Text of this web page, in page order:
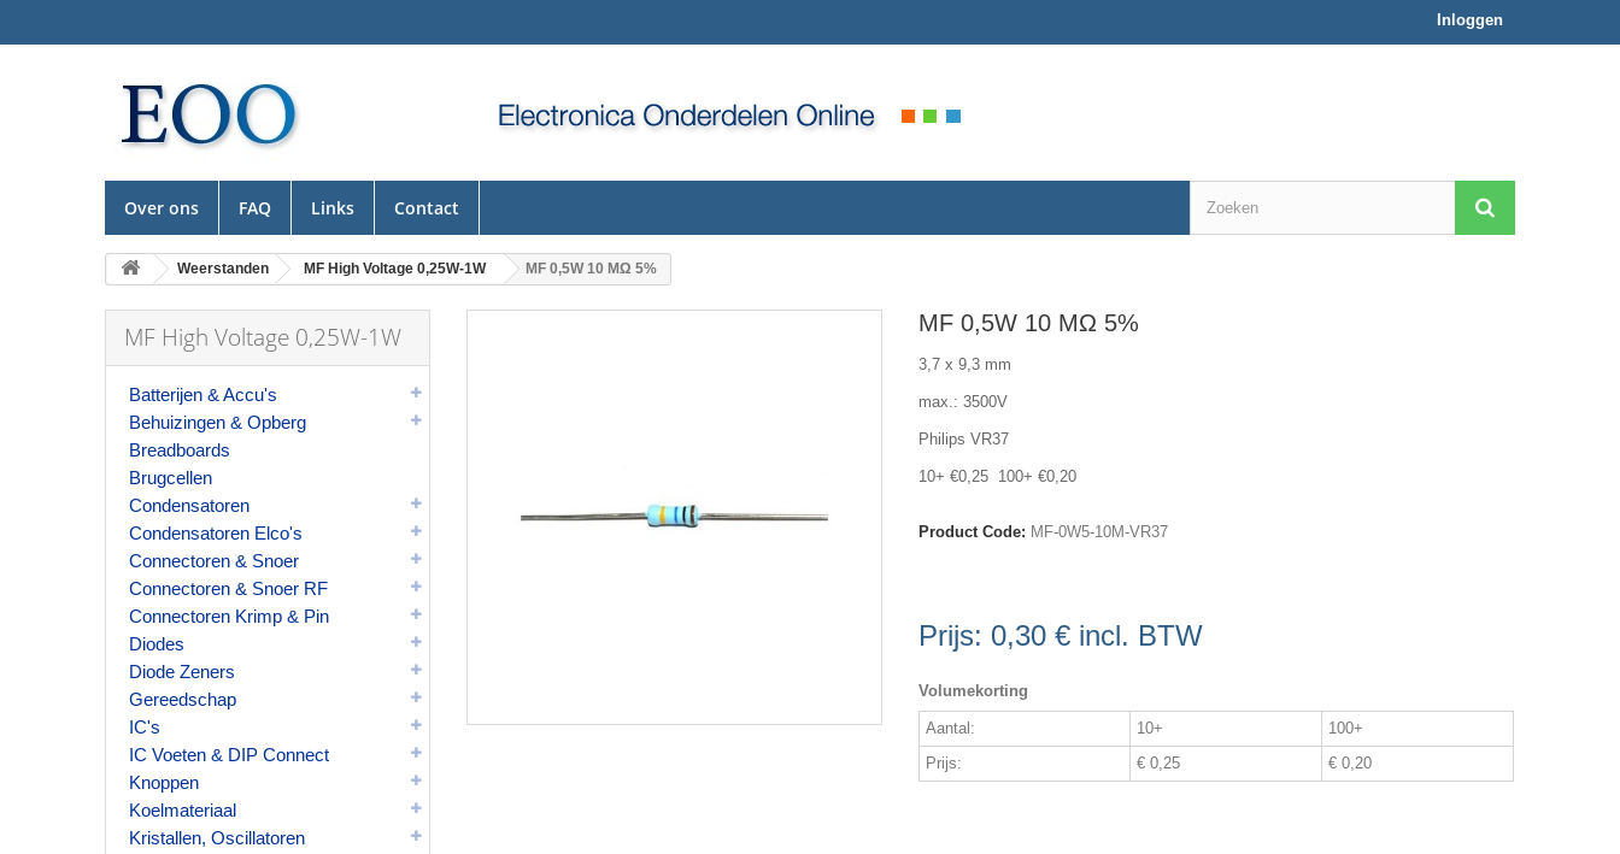
Inloggen
Over ons FAQ Links Contact
Weerstanden MF High Voltage 0,25W-1W MF 0,5W 10 MΩ 5%
MF High Voltage 0,25W-1W
Batterijen & Accu's
Behuizingen & Opberg
Breadboards
Brugcellen
Condensatoren
Condensatoren Elco's
Connectoren & Snoer
Connectoren & Snoer RF
Connectoren Krimp & Pin
Diodes
Diode Zeners
Gereedschap
IC's
IC Voeten & DIP Connect
Knoppen
Koelmateriaal
Kristallen, Oscillatoren
MF 0,5W 10 MΩ 5%
3,7 x 9,3 mm
max.: 3500V
Philips VR37
10+ €0,25 100+ €0,20
Product Code: MF-0W5-10M-VR37
Prijs: 0,30 € incl. BTW
Volumekorting
Aantal: 10+
100+
Prijs:
€ 0,25 € 0,20